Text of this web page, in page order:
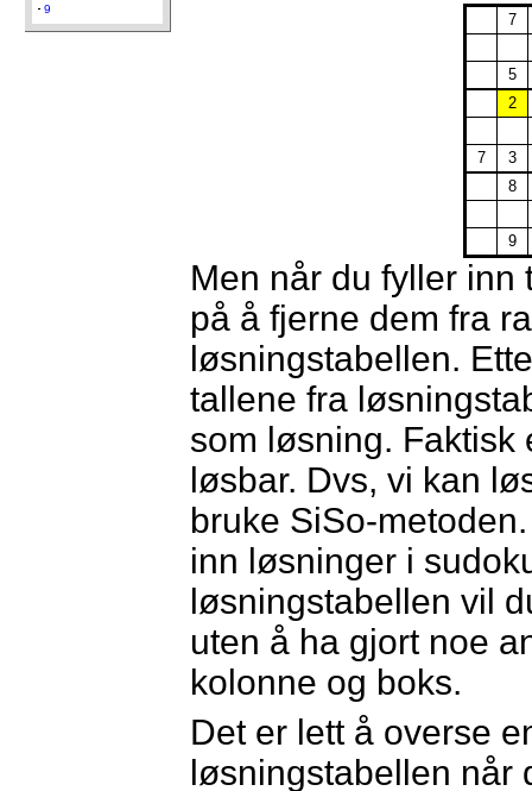
9
7
5
2
7
3
8
9
Men når du fyller inn
på å fjerne dem fra
løsningstabellen.
tallene fra
som løsning. Faktisk
løsbar. Dvs, vi kan
bruke SiSo-
inn løsninger i
løsningstabellen vil
uten å ha gjort noe
kolonne og boks.
Det er lett å overse
løsningstabellen når